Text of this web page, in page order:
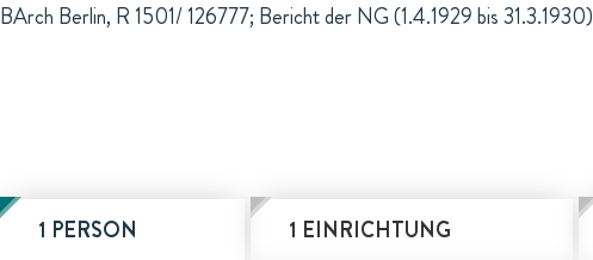
BArch Berlin, R 1501/ 126777; Bericht der NG (1.4.1929 bis 31.3.1930)
1 PERSON 1 EINRICHTUNG